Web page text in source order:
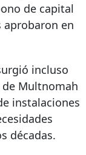
de capital
en
incluso
de Multnomah
instalaciones
décadas.